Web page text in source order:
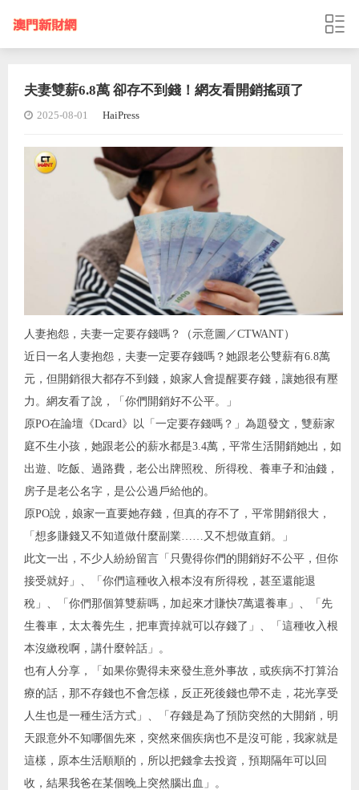
夫妻雙薪6.8萬 卻存不到錢！網友看開銷搖頭了
2025-08-01 HaiPress
人妻抱怨，夫妻一定要存錢嗎？（示意圖／CTWANT）
近日一名人妻抱怨，夫妻一定要存錢嗎？她跟老公雙薪有6.8萬
元，但開銷很大都存不到錢，娘家人會提醒要存錢，讓她很有壓
力。網友看了說，「你們開銷好不公平。」
原PO在論壇《Dcard》以「一定要存錢嗎？」為題發文，雙薪家
庭不生小孩，她跟老公的薪水都是3.4萬，平常生活開銷她出，如
出遊、吃飯、過路費，老公出牌照稅、所得稅、養車子和油錢，
房子是老公名字，是公公過戶給他的。
原PO說，娘家一直要她存錢，但真的存不了，平常開銷很大，
「想多賺錢又不知道做什麼副業……又不想做直銷。」
此文一出，不少人紛紛留言「只覺得你們的開銷好不公平，但你
接受就好」、「你們這種收入根本沒有所得稅，甚至還能退
稅」、「你們那個算雙薪嗎，加起來才賺快7萬還養車」、「先
生養車，太太養先生，把車賣掉就可以存錢了」、「這種收入根
本沒繳稅啊，講什麼幹話」。
也有人分享，「如果你覺得未來發生意外事故，或疾病不打算治
療的話，那不存錢也不會怎樣，反正死後錢也帶不走，花光享受
人生也是一種生活方式」、「存錢是為了預防突然的大開銷，明
天跟意外不知哪個先來，突然來個疾病也不是沒可能，我家就是
這樣，原本生活順順的，所以把錢拿去投資，預期隔年可以回
收，結果我爸在某個晚上突然腦出血」。